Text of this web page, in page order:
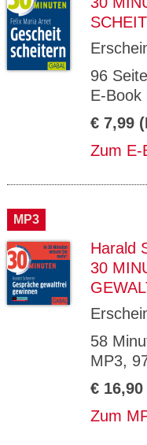
96
E-Book
€ 7,99
Zum E-
MP3
Harald
30
58
MP3,
€ 16,90
Zum